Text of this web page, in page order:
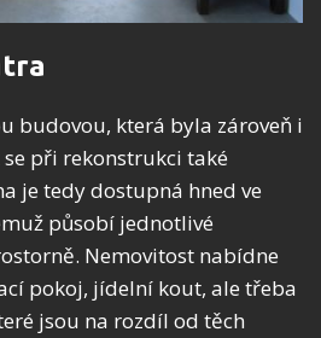
budovou, která byla zároveň i
se při rekonstrukci také
je tedy dostupná hned ve
působí jednotlivé
Nemovitost nabídne
pokoj, jídelní kout, ale třeba
jsou na rozdíl od těch